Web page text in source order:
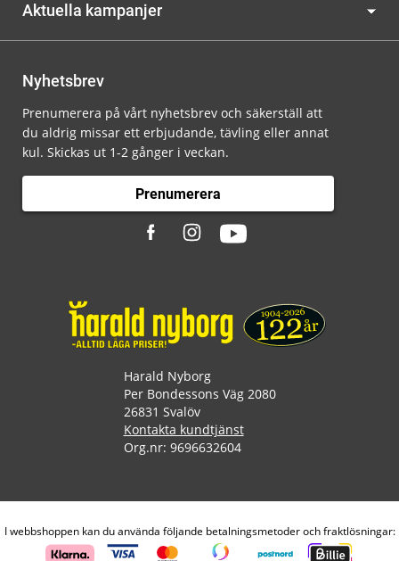
Aktuella kampanjer
Nyhetsbrev
Prenumerera på vårt nyhetsbrev och säkerställ att
du aldrig missar ett erbjudande, tävling eller annat
kul. Skickas ut 1-2 gånger i veckan.
Prenumerera
Harald Nyborg
Per Bondessons Väg 2080
26831 Svalöv
Kontakta kundtjänst
Org.nr: 9696632604
I webbshoppen kan du använda följande betalningsmetoder och fraktlösningar: